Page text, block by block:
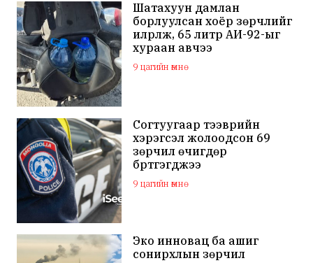
Шатахуун дамлан
борлуулсан хоёр зөрчлийг
илрүүлж, 65 литр АИ-92-ыг
хураан авчээ
9 цагийн өмнө
Согтуугаар тээврийн
хэрэгсэл жолоодсон 69
зөрчил өчигдөр
бүртгэгджээ
9 цагийн өмнө
Эко инновац ба ашиг
сонирхлын зөрчил